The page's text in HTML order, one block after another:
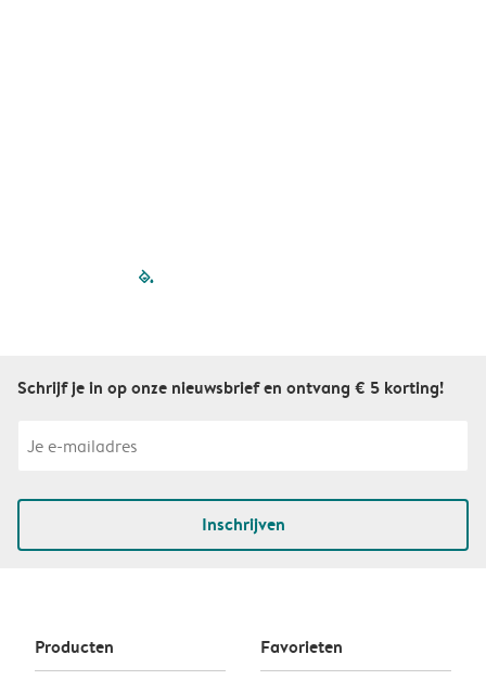
filled-pagination
Schrijf je in op onze nieuwsbrief en ontvang € 5 korting!
Inschrijven
Producten Favorieten